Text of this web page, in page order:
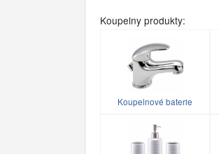
Koupelny produkty:
Koupelnové baterie